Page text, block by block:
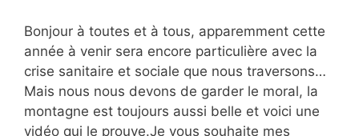
Bonjour à toutes et à tous, apparemment cette
année à venir sera encore particulière avec la
crise sanitaire et sociale que nous traversons…
Mais nous nous devons de garder le moral, la
montagne est toujours aussi belle et voici une
vidéo qui le prouve.Je vous souhaite mes